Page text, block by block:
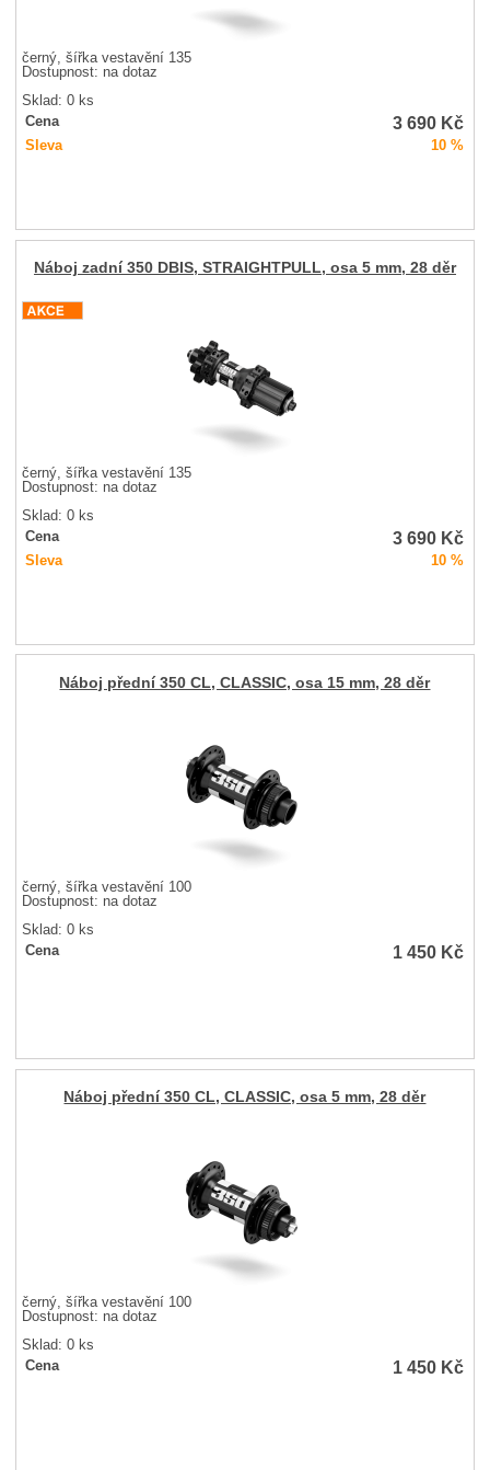
černý, šířka vestavění 135
Dostupnost: na dotaz
Sklad: 0 ks
Cena
3 690 Kč
Sleva 10 %
Náboj zadní 350 DBIS, STRAIGHTPULL, osa 5 mm, 28 děr
černý, šířka vestavění 135
Dostupnost: na dotaz
Sklad: 0 ks
Cena
3 690 Kč
Sleva 10 %
Náboj přední 350 CL, CLASSIC, osa 15 mm, 28 děr
černý, šířka vestavění 100
Dostupnost: na dotaz
Sklad: 0 ks
Cena
1 450 Kč
Náboj přední 350 CL, CLASSIC, osa 5 mm, 28 děr
černý, šířka vestavění 100
Dostupnost: na dotaz
Sklad: 0 ks
Cena
1 450 Kč